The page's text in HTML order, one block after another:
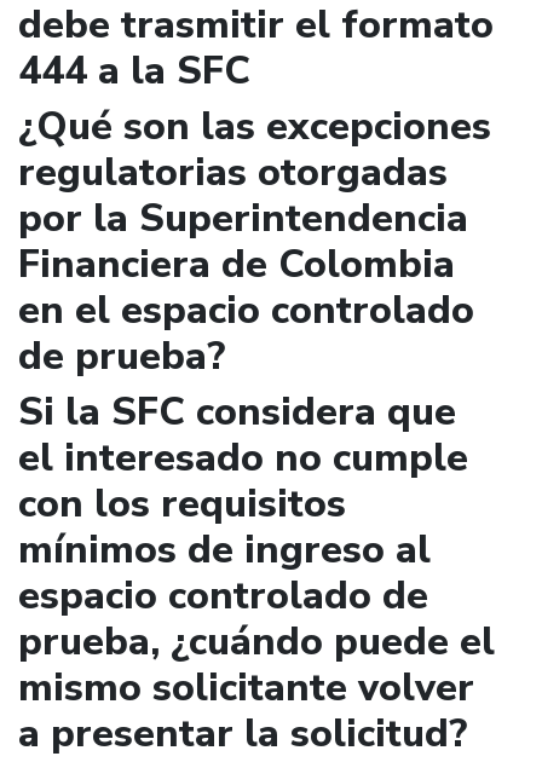
debe trasmitir el formato
444 a la SFC
¿Qué son las excepciones
regulatorias otorgadas
por la Superintendencia
Financiera de Colombia
en el espacio controlado
de prueba?
Si la SFC considera que
el interesado no cumple
con los requisitos
mínimos de ingreso al
espacio controlado de
prueba, ¿cuándo puede el
mismo solicitante volver
a presentar la solicitud?